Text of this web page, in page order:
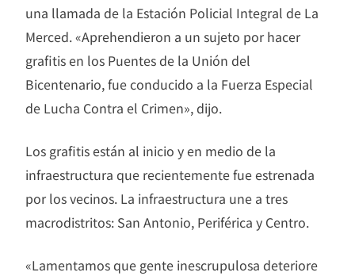
una llamada de la Estación Policial Integral de La
Merced. «Aprehendieron a un sujeto por hacer
grafitis en los Puentes de la Unión del
Bicentenario, fue conducido a la Fuerza Especial
de Lucha Contra el Crimen», dijo.
Los grafitis están al inicio y en medio de la
infraestructura que recientemente fue estrenada
por los vecinos. La infraestructura une a tres
macrodistritos: San Antonio, Periférica y Centro.
«Lamentamos que gente inescrupulosa deteriore